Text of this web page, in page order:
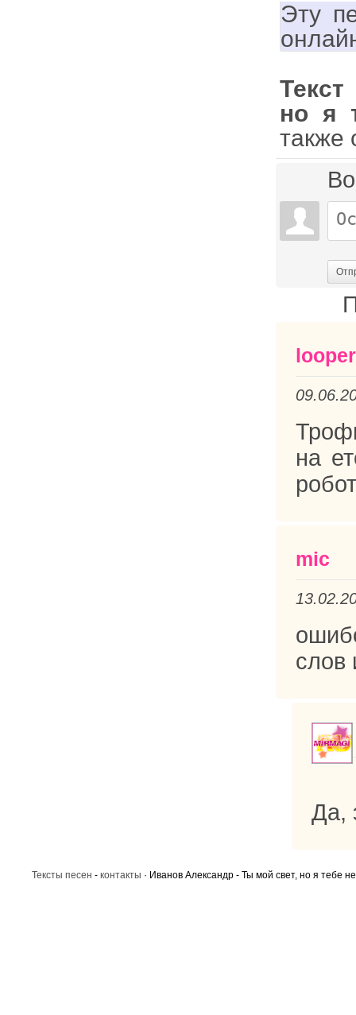
Эту
но я
также
на
mic
слов
Да,
Тексты песен - контакты · Иванов Александр - Ты мой свет, но я тебе